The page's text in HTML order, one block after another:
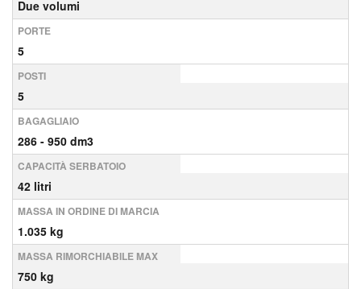
Due volumi
PORTE
5
POSTI
5
BAGAGLIAIO
286 - 950 dm3
CAPACITÀ SERBATOIO
42 litri
MASSA IN ORDINE DI MARCIA
1.035 kg
MASSA RIMORCHIABILE MAX
750 kg